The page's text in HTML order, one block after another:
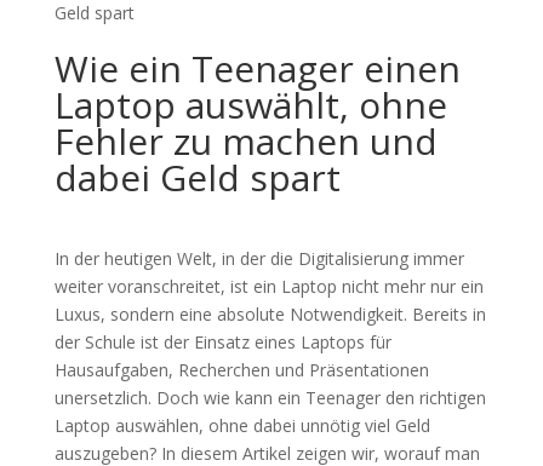
Geld spart
Wie ein Teenager einen
Laptop auswählt, ohne
Fehler zu machen und
dabei Geld spart
In der heutigen Welt, in der die Digitalisierung immer
weiter voranschreitet, ist ein Laptop nicht mehr nur ein
Luxus, sondern eine absolute Notwendigkeit. Bereits in
der Schule ist der Einsatz eines Laptops für
Hausaufgaben, Recherchen und Präsentationen
unersetzlich. Doch wie kann ein Teenager den richtigen
Laptop auswählen, ohne dabei unnötig viel Geld
auszugeben? In diesem Artikel zeigen wir, worauf man